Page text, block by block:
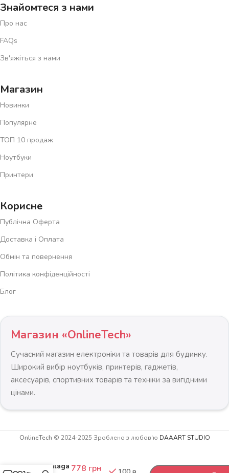
Знайомтеся з нами
Про нас
FAQs
Зв'яжіться з нами
Магазин
Новинки
Популярне
ТОП 10 продаж
Ноутбуки
Принтери
Корисне
Публічна Оферта
Доставка і Оплата
Обмін та повернення
Політика конфіденційності
Блог
Магазин «OnlineTech»
Сучасний магазин електроніки та товарів для будинку.
Широкий вибір ноутбуків, принтерів, гаджетів,
аксесуарів, спортивних товарів та техніки за вигідними
цінами.
OnlineTech © 2024-2025 Зроблено з любов'ю DAAART STUDIO
Гамак
см Malaga 778 грн